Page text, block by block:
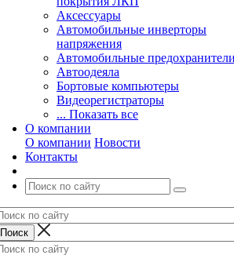
Аксессуары
Автомобильные инверторы
напряжения
Автомобильные
Автоодеяла
Бортовые компьютеры
Видеорегистраторы
... Показать все
О компании
О компании Новости
Контакты